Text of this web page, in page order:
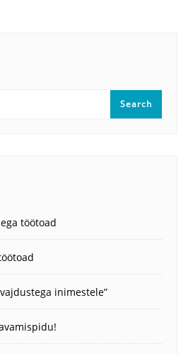
töötoad
inimestele”